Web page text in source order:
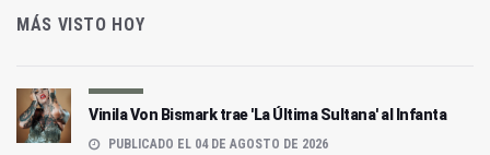
MÁS VISTO HOY
Vinila Von Bismark trae 'La Última Sultana' al Infanta
PUBLICADO EL 04 DE AGOSTO DE 2026